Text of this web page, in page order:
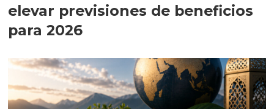
elevar previsiones de beneficios
para 2026